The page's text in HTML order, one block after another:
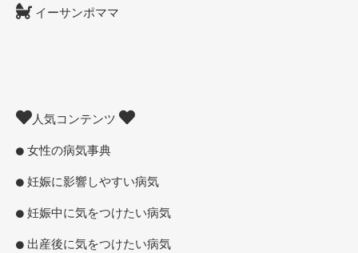
イーサンポママ
人気コンテンツ
女性の病気事典
妊娠に影響しやすい病気
妊娠中に気をつけたい病気
出産後に気をつけたい病気